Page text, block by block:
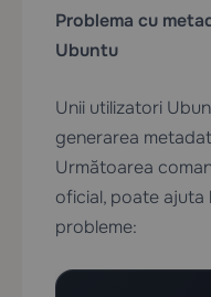
Problema cu
Ubuntu
Unii utilizatori
generarea
Următoarea
oficial, poate ajuta
probleme: